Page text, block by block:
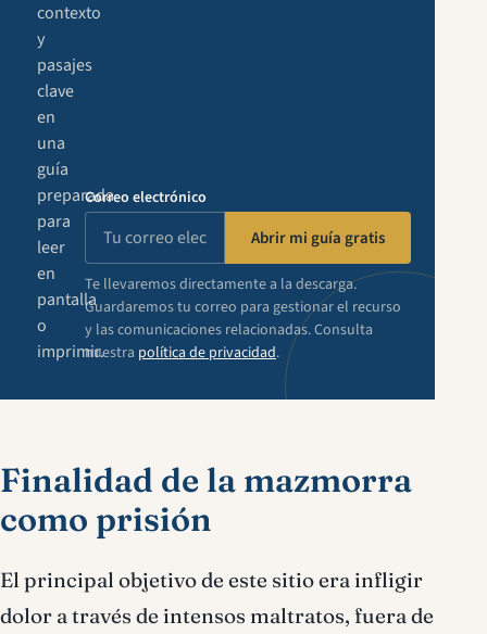
contexto
y
pasajes
clave
en
una
guía
preparada
para
leer
en
pantalla
o
imprimir.
Correo electrónico
Abrir mi guía gratis
Te llevaremos directamente a la descarga.
Guardaremos tu correo para gestionar el recurso
y las comunicaciones relacionadas. Consulta
nuestra política de privacidad.
Finalidad de la mazmorra
como prisión
El principal objetivo de este sitio era infligir
dolor a través de intensos maltratos, fuera de